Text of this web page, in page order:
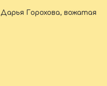
Дарья Горохова, вожатая